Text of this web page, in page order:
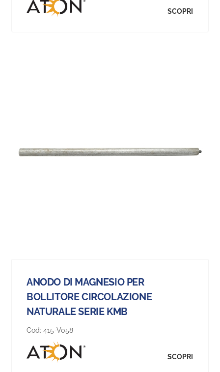
SCOPRI
ANODO DI MAGNESIO PER
BOLLITORE CIRCOLAZIONE
NATURALE SERIE KMB
Cod: 415-V058
SCOPRI